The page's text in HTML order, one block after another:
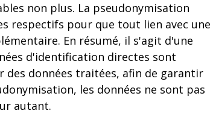
non plus. La pseudonymisation
respectifs pour que tout lien avec une
En résumé, il s'agit d'une
d'identification directes sont
données traitées, afin de garantir
les données ne sont pas
autant.